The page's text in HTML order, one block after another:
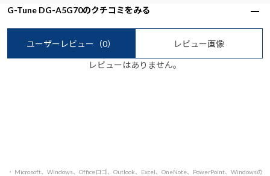
G-Tune DG-A5G70のクチコミをみる
ユーザーレビュー （0） レビュー画像
レビューはありません。
・ Microsoft、Windows、Officeロゴ、Outlook、Excel、OneNote、PowerPoint、Windowsの